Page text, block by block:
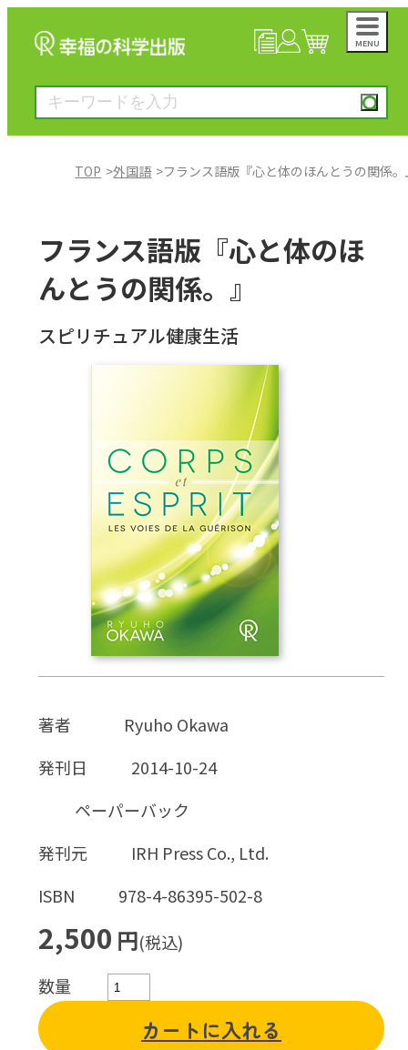
MENU
一般書
絵本
CD
DVD・ブルーレイ
雑貨
外国語
TOP 外国語 フランス語版『心と体のほんとうの関係
フランス語版『心と体のほ
んとうの関係。』
スピリチュアル健康生活
著者
Ryuho Okawa
発刊日
2014-10-24
ペーパーバック
発刊元
IRH Press Co., Ltd.
ISBN
978-4-86395-502-8
2,500 円(税込)
数量
カートに入れる